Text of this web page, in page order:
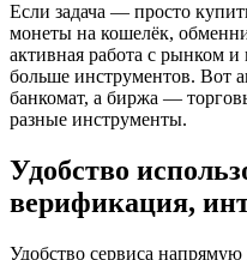
Если задача — просто
монеты на кошелёк,
активная работа с рынком
больше инструментов. Вот
банкомат, а биржа —
разные инструменты.
Удобство
верификация,
Удобство сервиса